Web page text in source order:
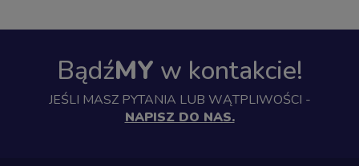
BądźMY w kontakcie!
JEŚLI MASZ PYTANIA LUB WĄTPLIWOŚCI -
NAPISZ DO NAS.